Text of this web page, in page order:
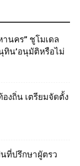
นคร” ชูโมเดล
ทิน’อนุมัติหรือไม่
งถิ่น เตรียมจัดตั้ง
ที่ปรึกษาผูัตรว